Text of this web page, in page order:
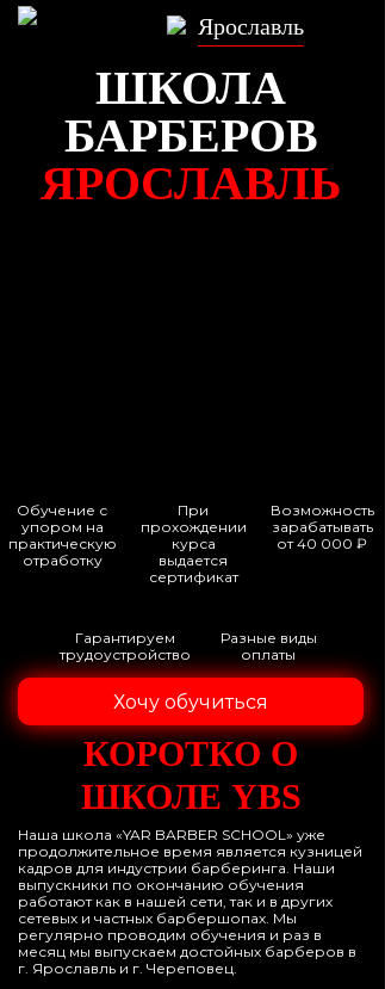
Ярославль
ШКОЛА
БАРБЕРОВ
ЯРОСЛАВЛЬ
Обучение с
упором на
практическую
отработку
При
прохождении
курса
выдается
сертификат
Возможность
зарабатывать
от 40 000 ₽
Гарантируем
трудоустройство
Разные виды
оплаты
Хочу обучиться
КОРОТКО О
ШКОЛЕ YBS
Наша школа «YAR BARBER SCHOOL» уже
продолжительное время является кузницей
кадров для индустрии барберинга. Наши
выпускники по окончанию обучения
работают как в нашей сети, так и в других
сетевых и частных барбершопах. Мы
регулярно проводим обучения и раз в
месяц мы выпускаем достойных барберов в
г. Ярославль и г. Череповец.